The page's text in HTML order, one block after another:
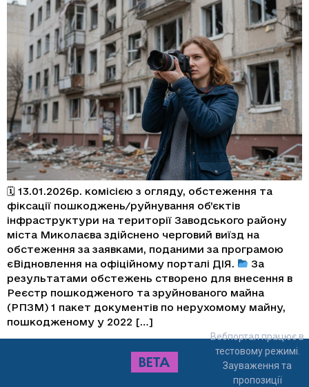
🗓 13.01.2026р. комісією з огляду, обстеження та
фіксації пошкоджень/руйнування об’єктів
інфраструктури на території Заводського району
міста Миколаєва здійснено черговий виїзд на
обстеження за заявками, поданими за програмою
єВідновлення на офіційному порталі ДІЯ.
За
результатами обстежень створено для внесення в
Реєстр пошкодженого та зруйнованого майна
(РПЗМ) 1 пакет документів по нерухомому майну,
пошкодженому у 2022 […]
Вебпортал працює в
тестовому режимі.
Зауваження та
пропозиції